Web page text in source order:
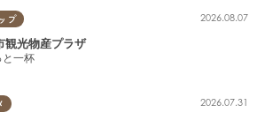
プ 2026.08.07
観光物産プラザ
と一杯
2026.07.31